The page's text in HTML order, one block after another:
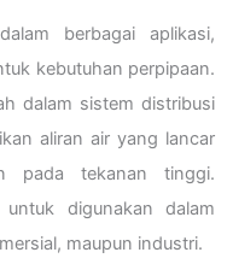
berbagai aplikasi,
kebutuhan perpipaan.
dalam sistem distribusi
aliran air yang lancar
pada tekanan tinggi.
digunakan dalam
maupun industri.